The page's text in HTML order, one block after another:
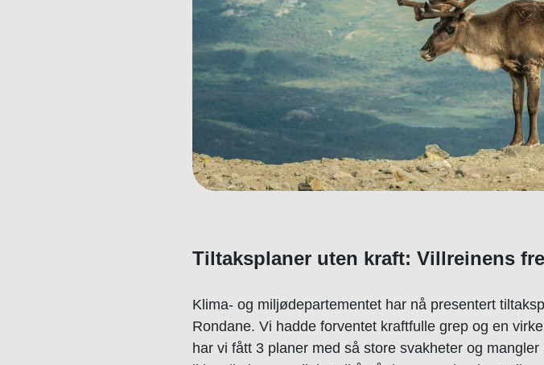
Tiltaksplaner uten kraft: Villreinens
Klima- og miljødepartementet har nå presentert
Rondane. Vi hadde forventet kraftfulle grep og en
har vi fått 3 planer med så store svakheter og